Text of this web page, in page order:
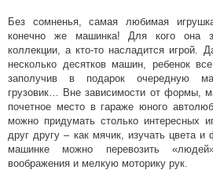
Без сомненья, самая любимая
конечно же машинка! Для кого она
коллекции, а кто-то насладится игрой.
несколько десятков машин, ребенок
заполучив в подарок очередную
грузовик… Вне зависимости от формы,
почетное место в гараже юного
можно придумать столько интересных
друг другу – как мячик, изучать цвета
машинке можно перевозить
воображения и мелкую моторику рук.